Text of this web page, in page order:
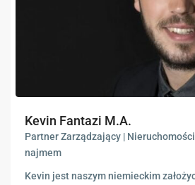
Kevin Fantazi M.A.
Partner Zarządzający |
najmem
Kevin jest naszym niemieckim